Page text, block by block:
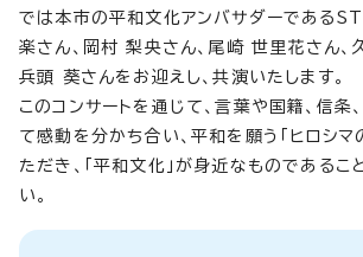
では本市の平和文化アンバサダーである
楽さん、岡村 梨央さん、尾崎 世里花さん、
兵頭 葵さんをお迎えし、共演いたします。
このコンサートを通じて、言葉や国籍、信条
て感動を分かち合い、平和を願う「ヒロシマ
ただき、「平和文化」が身近なものであるこ
い。